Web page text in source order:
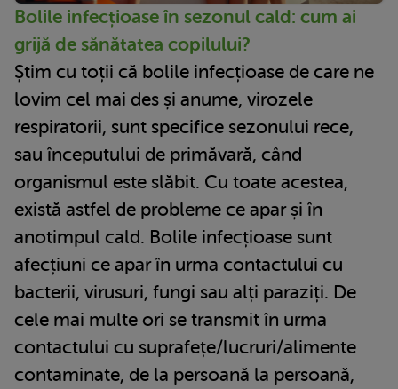
Bolile infecțioase în sezonul cald: cum ai
grijă de sănătatea copilului?
Știm cu toții că bolile infecțioase de care ne
lovim cel mai des și anume, virozele
respiratorii, sunt specifice sezonului rece,
sau începutului de primăvară, când
organismul este slăbit. Cu toate acestea,
există astfel de probleme ce apar și în
anotimpul cald. Bolile infecțioase sunt
afecțiuni ce apar în urma contactului cu
bacterii, virusuri, fungi sau alți paraziți. De
cele mai multe ori se transmit în urma
contactului cu suprafețe/lucruri/alimente
contaminate, de la persoană la persoană,